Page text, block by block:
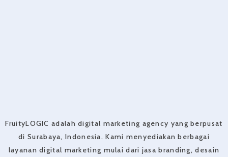
FruityLOGIC adalah digital marketing agency yang berpusat
di Surabaya, Indonesia. Kami menyediakan berbagai
layanan digital marketing mulai dari jasa branding, desain